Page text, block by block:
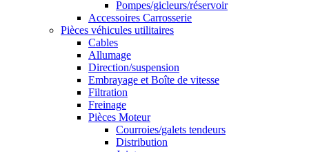
Pompes/gicleurs/réservoir
Accessoires Carrosserie
Pièces véhicules utilitaires
Cables
Allumage
Direction/suspension
Embrayage et Boîte de vitesse
Filtration
Freinage
Pièces Moteur
Courroies/galets tendeurs
Distribution